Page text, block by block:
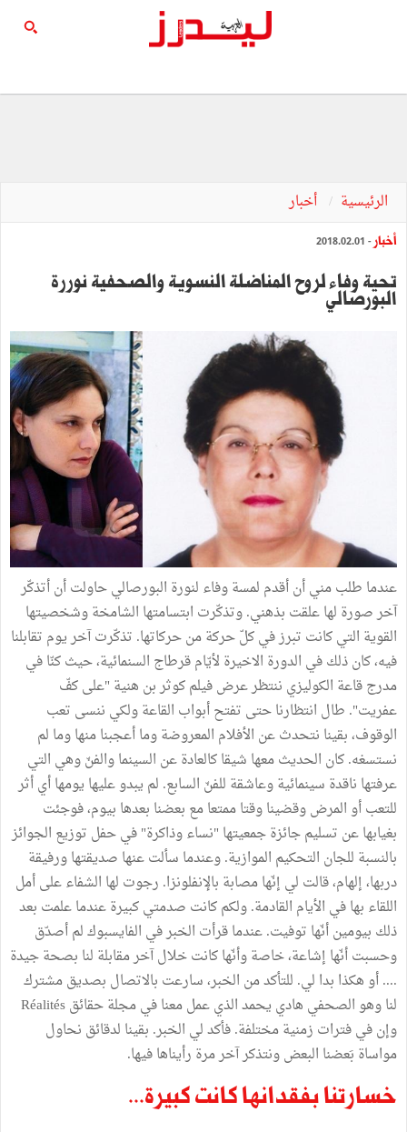
الرئيسية أخبار
أخبار - 2018.02.01
تحية وفاء لروح المناضلة النسوية والصحفية نوررة
البورصالي
عندما طلب مني أن أقدم لمسة وفاء لنورة البورصالي حاولت أن أتذكّر
آخر صورة لها علقت بذهني. وتذكّرت ابتسامتها الشامخة وشخصيتها
القوية التي كانت تبرز في كلّ حركة من حركاتها. تذكّرت آخر يوم تقابلنا
فيه، كان ذلك في الدورة الاخيرة لأيّام قرطاج السنمائية، حيث كنّا في
مدرج قاعة الكوليزي ننتظر عرض فيلم كوثر بن هنية "على كفّ
عفريت". طال انتظارنا حتى تفتح أبواب القاعة ولكي ننسى تعب
الوقوف، بقينا نتحدث عن الأفلام المعروضة وما أعجبنا منها وما لم
نستسغه. كان الحديث معها شيقا كالعادة عن السينما والفنّ وهي التي
عرفتها ناقدة سينمائية وعاشقة للفنّ السابع. لم يبدو عليها يومها أي أثر
للتعب أو المرض وقضينا وقتا ممتعا مع بعضنا بعدها بيوم، فوجئت
بغيابها عن تسليم جائزة جمعيتها "نساء وذاكرة" في حفل توزيع الجوائز
بالنسبة للجان التحكيم الموازية. وعندما سألت عنها صديقتها ورفيقة
دربها، إلهام، قالت لي إنّها مصابة بالإنفلونزا. رجوت لها الشفاء على أمل
اللقاء بها في الأيام القادمة. ولكم كانت صدمتي كبيرة عندما علمت بعد
ذلك بيومين أنّها توفيت. عندما قرأت الخبر في الفايسبوك لم أصدّق
وحسبت أنّها إشاعة، خاصة وأنّها كانت خلال آخر مقابلة لنا بصحة جيدة
.... أو هكذا بدا لي. للتأكد من الخبر، سارعت بالاتصال بصديق مشترك
لنا وهو الصحفي هادي يحمد الذي عمل معنا في مجلة حقائق Réalités
وإن في فترات زمنية مختلفة. فأكد لي الخبر. بقينا لدقائق نحاول
مواساة بَعضنا البعض ونتذكر آخر مرة رأيناها فيها.
خسارتنا بفقدانها كانت كبيرة...